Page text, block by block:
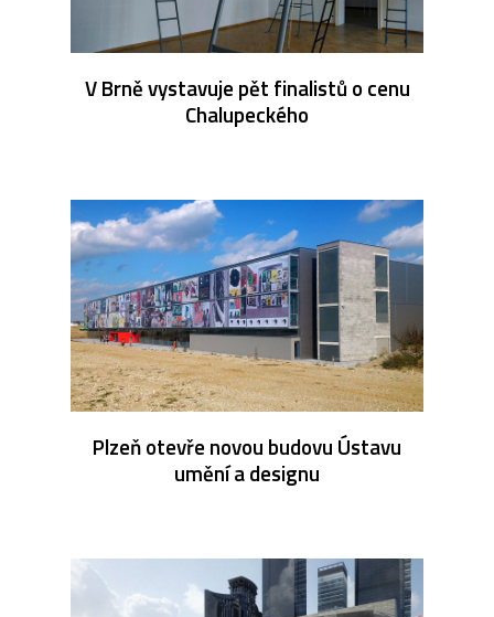
V Brně vystavuje pět finalistů o cenu
Chalupeckého
Plzeň otevře novou budovu Ústavu
umění a designu